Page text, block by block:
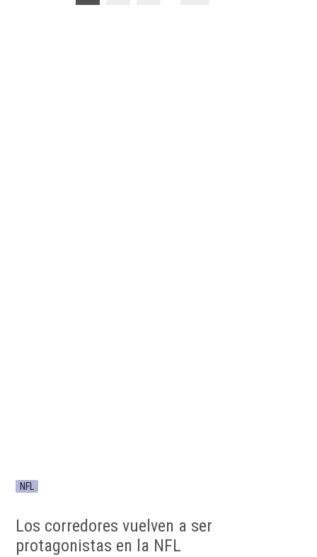
NFL
Los corredores vuelven a ser
protagonistas en la NFL